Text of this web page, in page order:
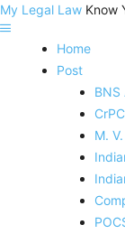
My Legal Law Know
Home
Post
BNS
M.